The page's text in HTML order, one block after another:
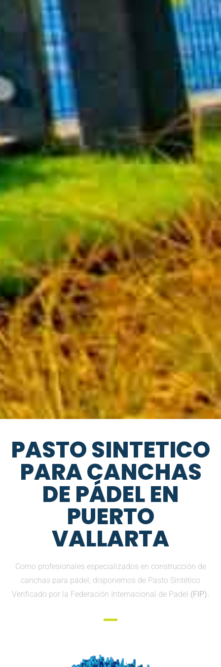
PASTO SINTETICO
PARA CANCHAS
DE PÁDEL EN
PUERTO
VALLARTA
Como profesionales especializados en construcción de
canchas para pádel, disponemos de Pasto Sintético
Verificado por la Federación Internacional de Padel (FIP).